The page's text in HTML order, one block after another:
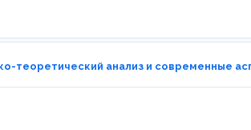
теоретический анализ и современные